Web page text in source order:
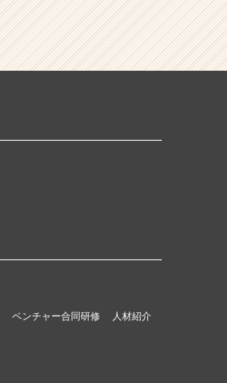
ベンチャー合同研修
人材紹介